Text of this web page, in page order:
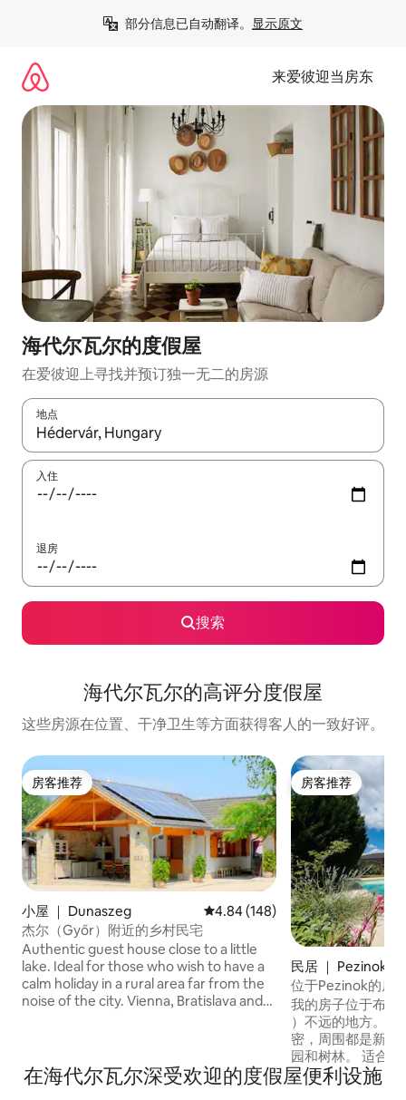
部分信息已自动翻译。 显示原文
来爱彼迎当房东
海代尔瓦尔的度假屋
在爱彼迎上寻找并预订独一无二的房源
地点
如有搜索结果，请使用上下方向键查看，或通过点击或滑动手势
入住
退房
搜索
海代尔瓦尔的高评分度假屋
这些房源在位置、干净卫生等方面获得客人的一致好评。
房客推荐
房客推荐
小屋 ｜ Dunaszeg 平均评分 4.84 分（满分 5 分），
4.84 (148)
杰尔（Győr）附近的乡村民宅
Authentic guest house close to a little
lake. Ideal for those who wish to have a
calm holiday in a rural area far from the
noise of the city. Vienna, Bratislava and
property, in the street is safe and free of
charge
房客推荐
房客推荐
民居 ｜ Pezinok
位于Pezinok的房
拉发
我的房子位于布拉
）不远的地方。（
密，周围都是新建
园和树林。 适合6人入住。 楼下区域包括
一个宽敞的开放式
电视和厨房，配备
在海代尔瓦尔深受欢迎的度假屋便利设施